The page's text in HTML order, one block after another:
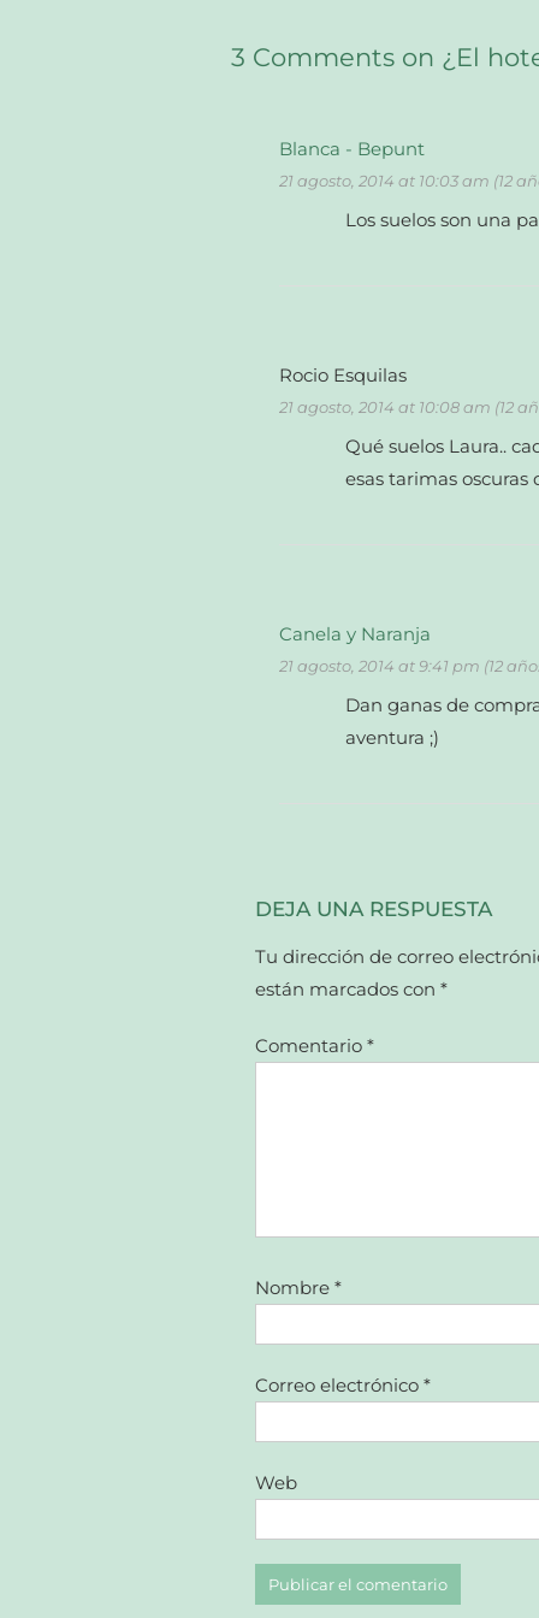
3 Comments on ¿El
Blanca - Bepunt
21 agosto, 2014 at 10:03 am (12
Los suelos son una
Rocio Esquilas
21 agosto, 2014 at 10:08 am (12
Qué suelos Laura..
esas tarimas
Canela y Naranja
21 agosto, 2014 at 9:41 pm (12
Dan ganas de
aventura ;)
DEJA UNA RESPUESTA
Tu dirección de correo
están marcados con *
Comentario *
Nombre *
Correo electrónico *
Web